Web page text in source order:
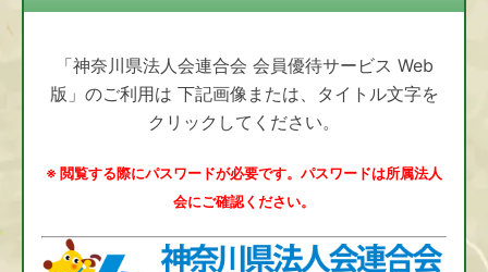
「神奈川県法人会連合会 会員優待サービス Web
版」のご利用は 下記画像または、タイトル文字を
クリックしてください。
※ 閲覧する際にパスワードが必要です。パスワードは所属法人
会にご確認ください。